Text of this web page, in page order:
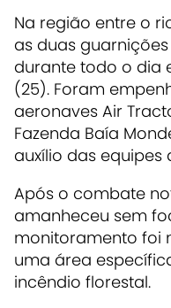
Na região entre o
as duas
durante todo o dia
(25). Foram
aeronaves Air
Fazenda Baía
auxílio das equipes
Após o combate
amanheceu sem
monitoramento foi
uma área
incêndio florestal.